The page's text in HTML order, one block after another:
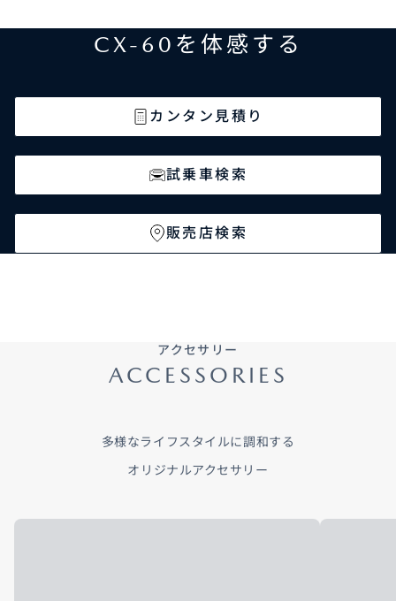
CX-60を体感する
カンタン見積り
試乗車検索
販売店検索
アクセサリー
ACCESSORIES
多様なライフスタイルに調和する
オリジナルアクセサリー